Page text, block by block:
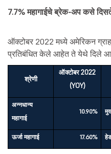
7.7% महागाईचे ब्रेक-अप कसे
ऑक्टोबर 2022 मध्ये अमेरिकन
प्रतिबंधित केले आहेत ते येथे दिले
श्रेणी
ऑक्टोबर 2022
(YOY)
अन्नधान्य
महागाई
10.90%
ऊर्जा महागाई 17.60%